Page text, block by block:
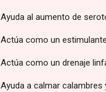
Ayuda al aumento de
Actúa como un
Actúa como un drenaje
Ayuda a calmar